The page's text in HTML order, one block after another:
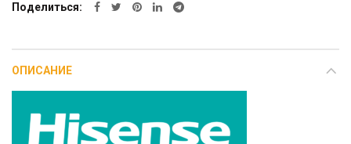
Поделиться
ОПИСАНИЕ